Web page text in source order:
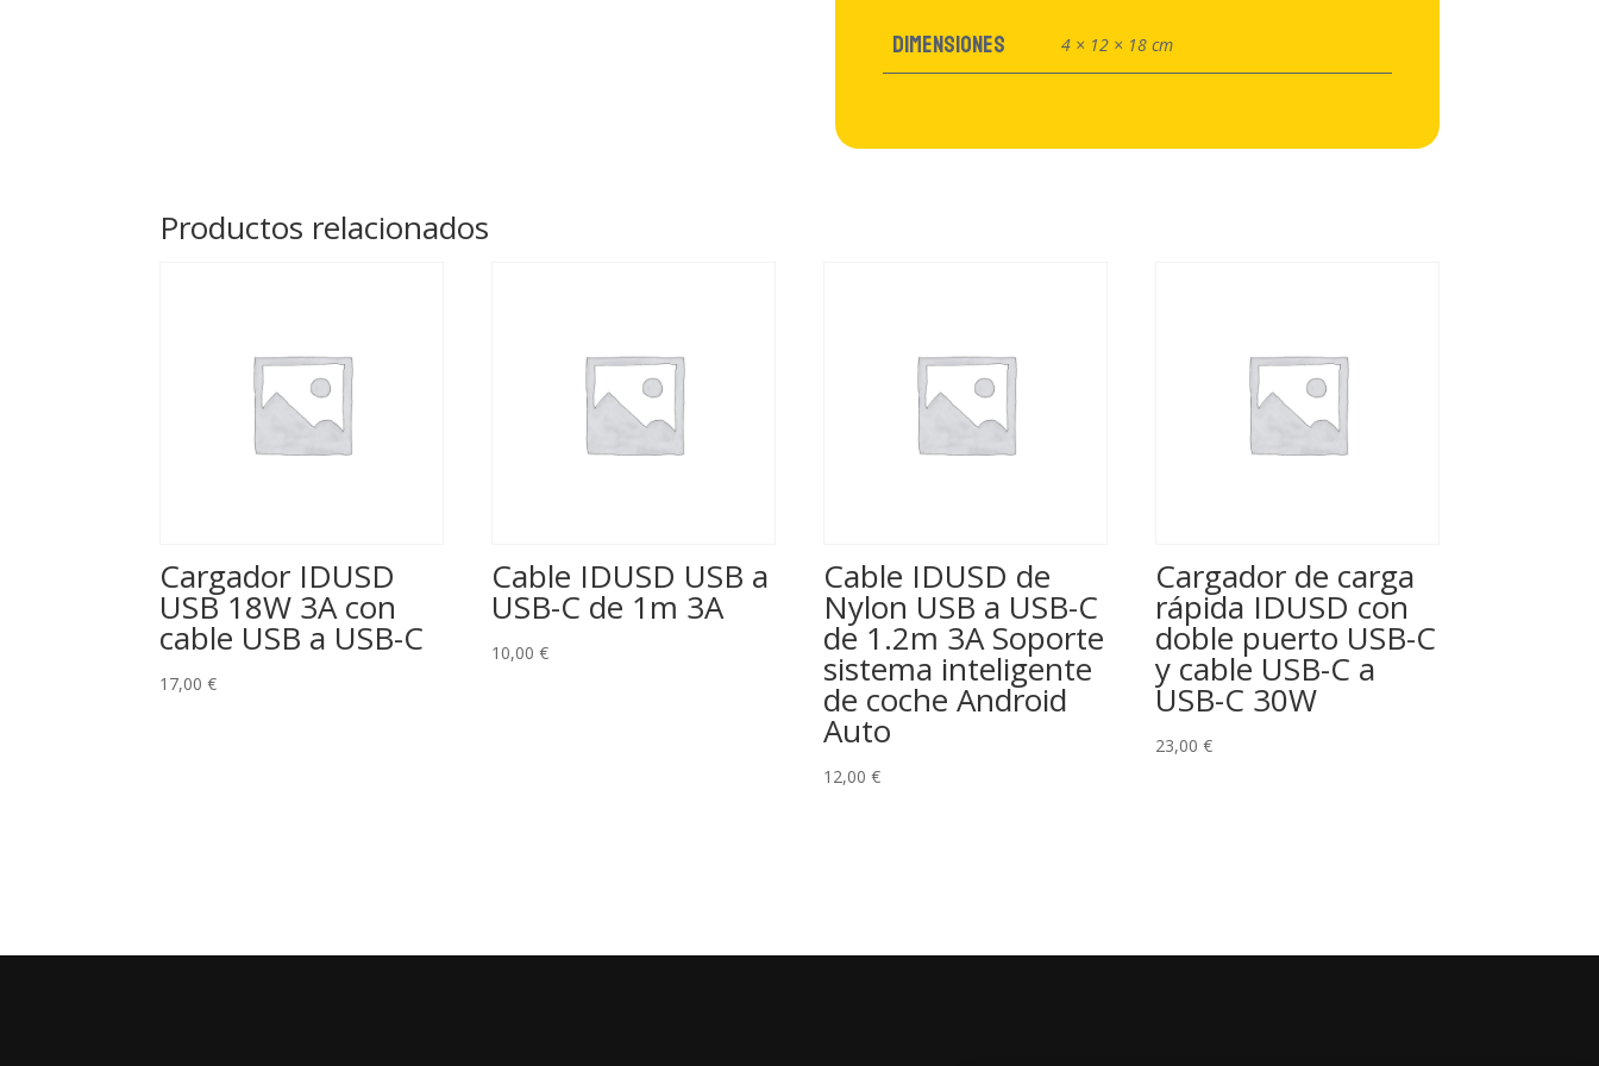
Dimensiones 4 × 12 × 18 cm
Productos relacionados
Cargador IDUSD
USB 18W 3A con
cable USB a USB-C
17,00€
Cable IDUSD USB a
USB-C de 1m 3A
10,00€
Cable IDUSD de
Nylon USB a USB-C
de 1.2m 3A Soporte
sistema inteligente
de coche Android
Auto
12,00€
Cargador de carga
rápida IDUSD con
doble puerto USB-C
y cable USB-C a
USB-C 30W
23,00€